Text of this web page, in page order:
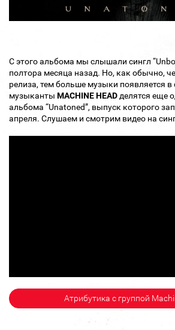
С этого альбома мы слышали сингл
полтора месяца назад. Но, как обычно,
релиза, тем больше музыки появляется в
музыканты MACHINE HEAD делятся еще
альбома “Unatoned”, выпуск которого
апреля. Слушаем и смотрим видео на
Атрибутика с группой